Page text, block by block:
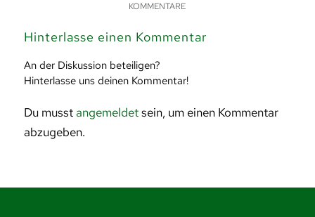
KOMMENTARE
Hinterlasse einen Kommentar
An der Diskussion beteiligen?
Hinterlasse uns deinen Kommentar!
Du musstangemeldetsein, um einen Kommentar
abzugeben.